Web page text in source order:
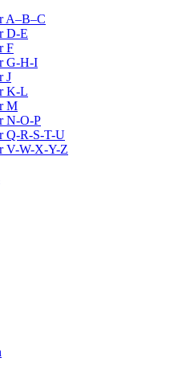
A–B–C
D-E
F
G-H-I
J
K-L
M
N-O-P
Q-R-S-T-U
V-W-X-Y-Z